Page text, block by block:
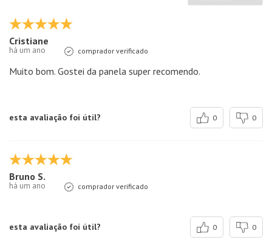
Cristiane
há um ano comprador verificado
Muito bom. Gostei da panela super recomendo.
esta avaliação foi útil? 0 0
Bruno S.
há um ano comprador verificado
esta avaliação foi útil? 0 0